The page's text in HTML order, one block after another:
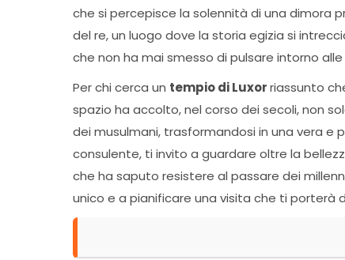
che si percepisce la solennità di una dimora
del re, un luogo dove la storia egizia si
che non ha mai smesso di pulsare intorno
Per chi cerca un tempio di Luxorriassunto
spazio ha accolto, nel corso dei secoli, non
dei musulmani, trasformandosi in una vera
consulente, ti invito a guardare oltre la
che ha saputo resistere al passare dei
unico e a pianificare una visita che ti porterà